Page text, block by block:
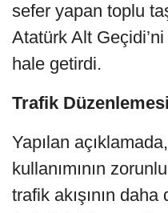
sefer yapan toplu
Atatürk Alt
hale getirdi.
Trafik
Yapılan
kullanımının
trafik akışının daha